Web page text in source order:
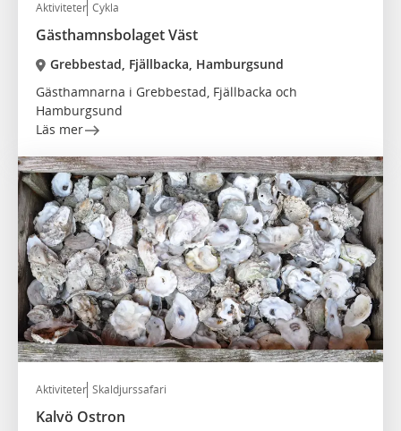
Aktiviteter Cykla
Gästhamnsbolaget Väst
Grebbestad, Fjällbacka, Hamburgsund
Gästhamnarna i Grebbestad, Fjällbacka och
Hamburgsund
Läs mer
Aktiviteter Skaldjurssafari
Kalvö Ostron